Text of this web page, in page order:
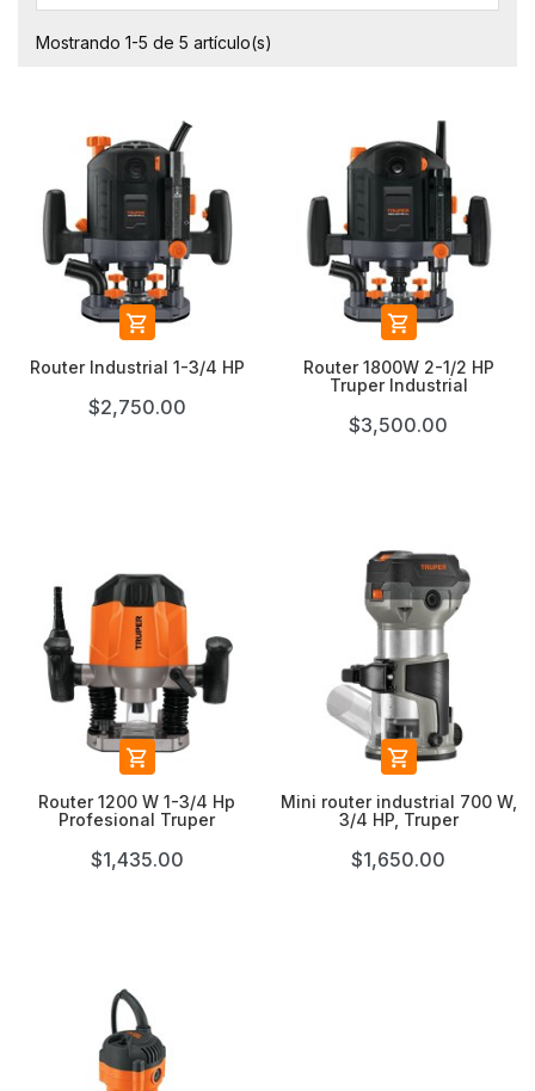
Mostrando 1-5 de 5 artículo(s)

Router Industrial 1-3/4 HP
$2,750.00

Router 1800W 2-1/2 HP
Truper Industrial
$3,500.00

Router 1200 W 1-3/4 Hp
Profesional Truper
$1,435.00

Mini router industrial 700 W,
3/4 HP, Truper
$1,650.00